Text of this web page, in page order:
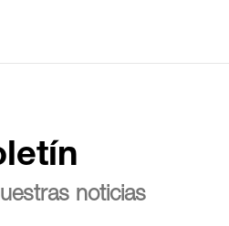
noticias